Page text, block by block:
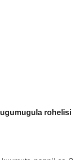
rohelisi